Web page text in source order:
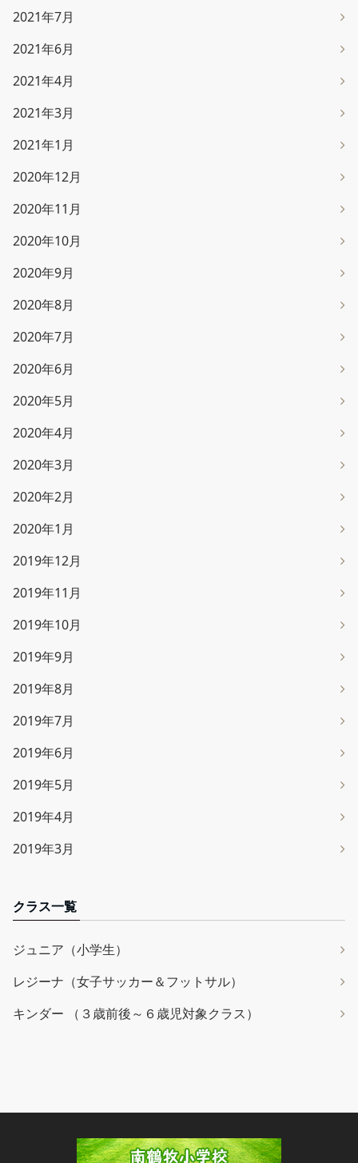
2021年7月
2021年6月
2021年4月
2021年3月
2021年1月
2020年12月
2020年11月
2020年10月
2020年9月
2020年8月
2020年7月
2020年6月
2020年5月
2020年4月
2020年3月
2020年2月
2020年1月
2019年12月
2019年11月
2019年10月
2019年9月
2019年8月
2019年7月
2019年6月
2019年5月
2019年4月
2019年3月
クラス一覧
ジュニア（小学生）
レジーナ（女子サッカー＆フットサル）
キンダー （３歳前後～６歳児対象クラス）